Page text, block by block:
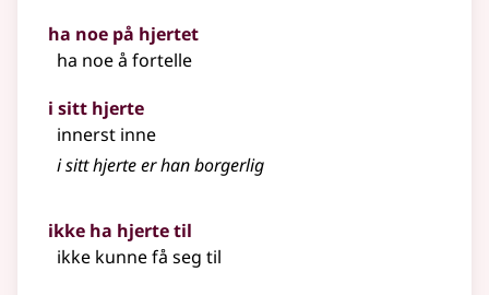
ha noe på hjertet
ha noe å fortelle
i sitt hjerte
innerst inne
i sitt hjerte er han borgerlig
ikke ha hjerte til
ikke kunne få seg til